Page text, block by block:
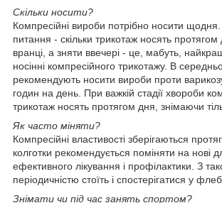
Скільки носити?
Компресійні вироби потрібно носити
питання - скільки трикотаж носять
вранці, а зняти ввечері - це, мабуть,
носінні компресійного трикотажу. В
рекомендують носити вироби проти
годин на день. При важкій стадії хвороби
трикотаж носять протягом дня, знімаючи
Як часто міняти?
Компресійні властивості зберігаються
колготки рекомендується поміняти на нові
ефективного лікування і профілактики. З
періодичністю стоїть і спостерігатися у
Знімати чи під час занять спортом?